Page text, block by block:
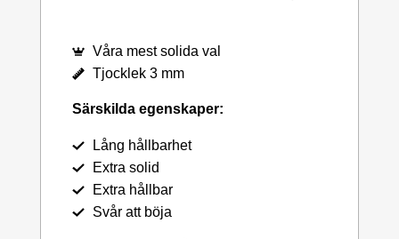
Våra mest solida val
Tjocklek 3 mm
Särskilda egenskaper:
Lång hållbarhet
Extra solid
Extra hållbar
Svår att böja